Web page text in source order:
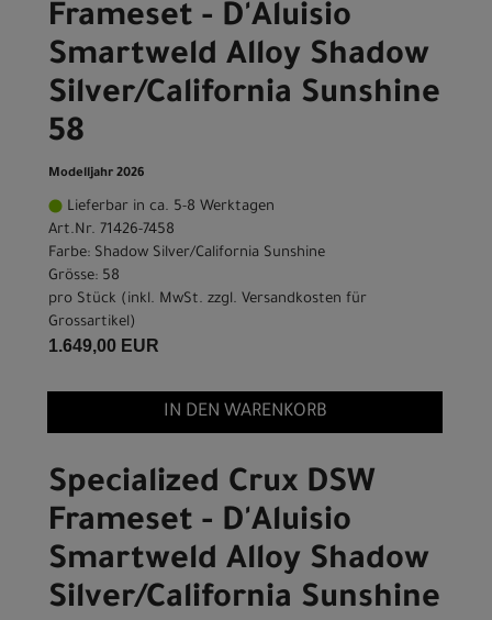
Frameset - D'Aluisio
Smartweld Alloy Shadow
Silver/California Sunshine
58
Modelljahr 2026
Lieferbar in ca. 5-8 Werktagen
Art.Nr. 71426-7458
Farbe: Shadow Silver/California Sunshine
Grösse: 58
pro Stück (inkl. MwSt. zzgl. Versandkosten für
Grossartikel)
1.649,00 EUR
IN DEN WARENKORB
Specialized Crux DSW
Frameset - D'Aluisio
Smartweld Alloy Shadow
Silver/California Sunshine